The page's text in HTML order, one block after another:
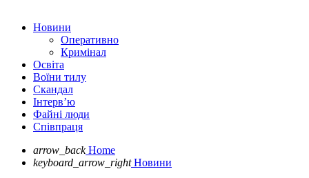
Новини
Оперативно
Кримінал
Освіта
Воїни тилу
Скандал
Інтерв’ю
Файні люди
Співпраця
arrow_back Home
keyboard_arrow_right Новини